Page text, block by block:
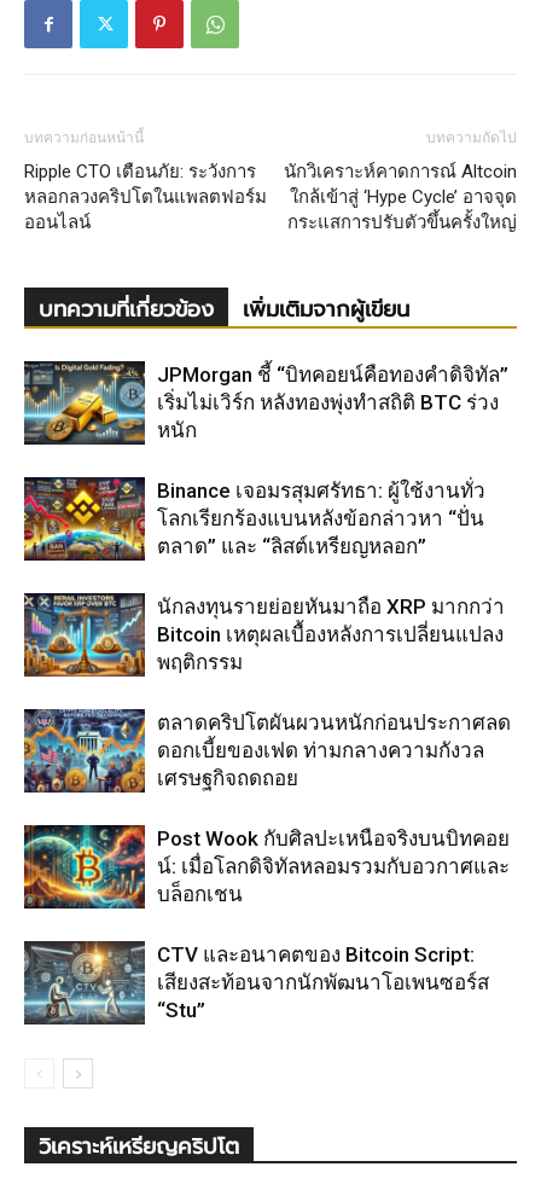
บทความก่อนหน้านี้
Ripple CTO เตือนภัย: ระวังการ
หลอกลวงคริปโตในแพลตฟอร์ม
ออนไลน์
บทความถัดไป
นักวิเคราะห์คาดการณ์ Altcoin
ใกล้เข้าสู่ ‘Hype Cycle’ อาจจุด
กระแสการปรับตัวขึ้นครั้งใหญ่
บทความที่เกี่ยวข้อง เพิ่มเติมจากผู้เขียน
JPMorgan ชี้ “บิทคอยน์คือทองคำดิจิทัล”
เริ่มไม่เวิร์ก หลังทองพุ่งทำสถิติ BTC ร่วง
หนัก
Binance เจอมรสุมศรัทธา: ผู้ใช้งานทั่ว
โลกเรียกร้องแบนหลังข้อกล่าวหา “ปั่น
ตลาด” และ “ลิสต์เหรียญหลอก”
นักลงทุนรายย่อยหันมาถือ XRP มากกว่า
Bitcoin เหตุผลเบื้องหลังการเปลี่ยนแปลง
พฤติกรรม
ตลาดคริปโตผันผวนหนักก่อนประกาศลด
ดอกเบี้ยของเฟด ท่ามกลางความกังวล
เศรษฐกิจถดถอย
Post Wook กับศิลปะเหนือจริงบนบิทคอย
น์: เมื่อโลกดิจิทัลหลอมรวมกับอวกาศและ
บล็อกเชน
CTV และอนาคตของ Bitcoin Script:
เสียงสะท้อนจากนักพัฒนาโอเพนซอร์ส
“Stu”
วิเคราะห์เหรียญคริปโต